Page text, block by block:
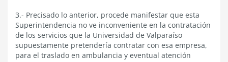
3.- Precisado lo anterior, procede manifestar que esta
Superintendencia no ve inconveniente en la contratación
de los servicios que la Universidad de Valparaíso
supuestamente pretendería contratar con esa empresa,
para el traslado en ambulancia y eventual atención